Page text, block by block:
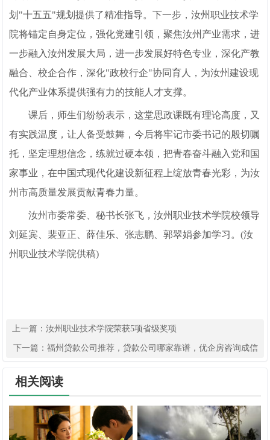
划"十五五"规划提供了精准指导。下一步，汝州职业技术学
院将锚定自身定位，强化党建引领，聚焦汝州产业需求，进
一步融入汝州发展大局，进一步发展好特色专业，深化产教
融合、校企合作，深化"政校行企"协同育人，为汝州建设现
代化产业体系提供强有力的技能人才支撑。
课后，师生们纷纷表示，这堂思政课既有理论高度，又
有实践温度，让人备受鼓舞，今后将牢记市委书记的殷切嘱
托，坚定理想信念，练就过硬本领，把青春奋斗融入党和国
家事业，在中国式现代化建设新征程上绽放青春光彩，为汝
州市高质量发展贡献青春力量。
汝州市委常委、秘书长张飞，汝州职业技术学院校领导
刘延宾、裴亚正、薛佳乐、张志鹏、郭翠娟参加学习。(汝
州职业技术学院供稿)
上一篇：汝州职业技术学院荣获5项省级奖项
下一篇： 福州贷款公司推荐，贷款公司哪家靠谱，优企房咨询成信
相关阅读